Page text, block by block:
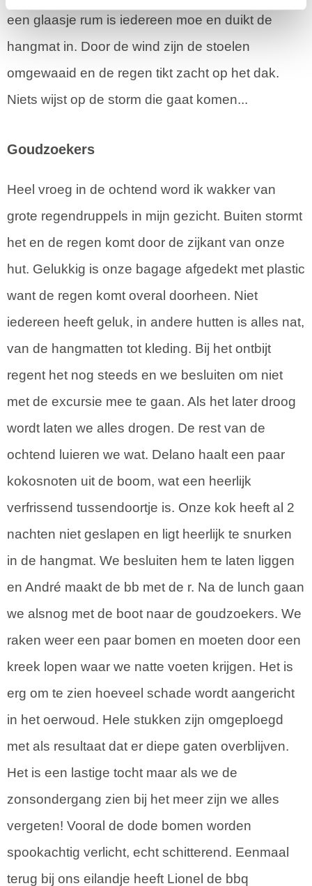
een glaasje rum is iedereen moe en duikt de
hangmat in. Door de wind zijn de stoelen
omgewaaid en de regen tikt zacht op het dak.
Niets wijst op de storm die gaat komen...
Goudzoekers
Heel vroeg in de ochtend word ik wakker van
grote regendruppels in mijn gezicht. Buiten stormt
het en de regen komt door de zijkant van onze
hut. Gelukkig is onze bagage afgedekt met plastic
want de regen komt overal doorheen. Niet
iedereen heeft geluk, in andere hutten is alles nat,
van de hangmatten tot kleding. Bij het ontbijt
regent het nog steeds en we besluiten om niet
met de excursie mee te gaan. Als het later droog
wordt laten we alles drogen. De rest van de
ochtend luieren we wat. Delano haalt een paar
kokosnoten uit de boom, wat een heerlijk
verfrissend tussendoortje is. Onze kok heeft al 2
nachten niet geslapen en ligt heerlijk te snurken
in de hangmat. We besluiten hem te laten liggen
en André maakt de bb met de r. Na de lunch gaan
we alsnog met de boot naar de goudzoekers. We
raken weer een paar bomen en moeten door een
kreek lopen waar we natte voeten krijgen. Het is
erg om te zien hoeveel schade wordt aangericht
in het oerwoud. Hele stukken zijn omgeploegd
met als resultaat dat er diepe gaten overblijven.
Het is een lastige tocht maar als we de
zonsondergang zien bij het meer zijn we alles
vergeten! Vooral de dode bomen worden
spookachtig verlicht, echt schitterend. Eenmaal
terug bij ons eilandje heeft Lionel de bbq